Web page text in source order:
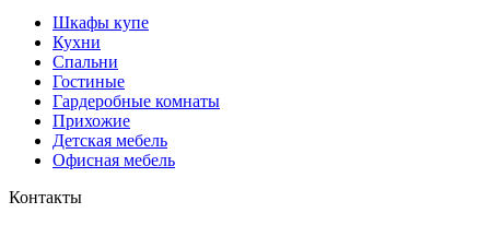
Шкафы купе
Кухни
Спальни
Гостиные
Гардеробные комнаты
Прихожие
Детская мебель
Офисная мебель
Контакты